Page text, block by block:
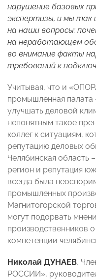
нарушение базовых
экспертизы, и мы так
на наши вопросы:
на неработающем
во внимание факты
требований к
Учитывая, что и
промышленная палата
улучшать деловой
непонятным такое
коллег к ситуациям,
репутацию деловых
Челябинская
регион и репутация
всегда была
промышленных
Магнитогорской
могут подорвать
производственников
компетенции
Николай ДУНАЕВ,
РОССИИ»,